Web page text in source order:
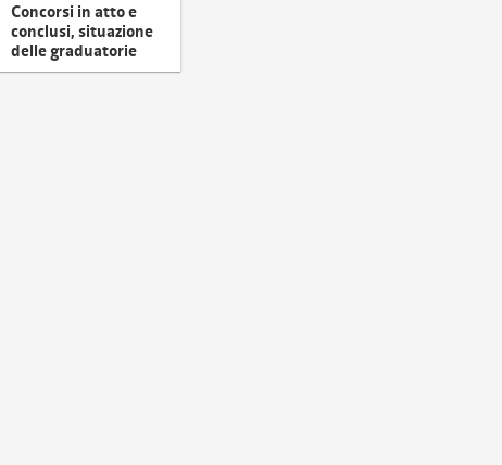
Concorsi in atto e
conclusi, situazione
delle graduatorie